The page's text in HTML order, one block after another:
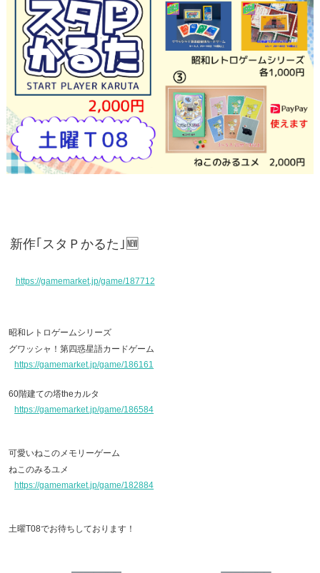
新作｢スタＰかるた｣🆕
https://gamemarket.jp/game/187712
昭和レトロゲームシリーズ
グワッシャ！第四惑星語カードゲーム
https://gamemarket.jp/game/186161
60階建ての塔theカルタ
https://gamemarket.jp/game/186584
可愛いねこのメモリーゲーム
ねこのみるユメ
https://gamemarket.jp/game/182884
土曜T08でお待ちしております！